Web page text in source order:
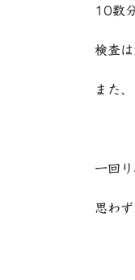
10数
検査
また
一回
思わ